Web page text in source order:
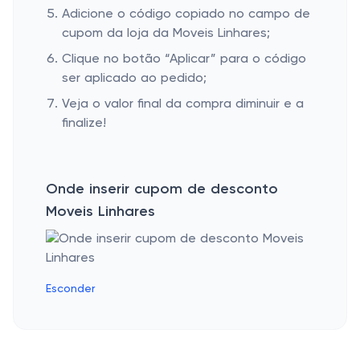
Adicione o código copiado no campo de
cupom da loja da Moveis Linhares;
Clique no botão “Aplicar” para o código
ser aplicado ao pedido;
Veja o valor final da compra diminuir e a
finalize!
Onde inserir cupom de desconto
Moveis Linhares
Esconder